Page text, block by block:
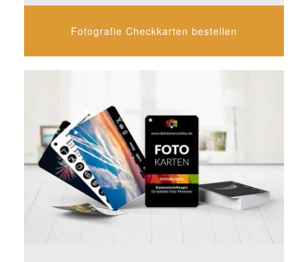
Fotografie Checkkarten bestellen